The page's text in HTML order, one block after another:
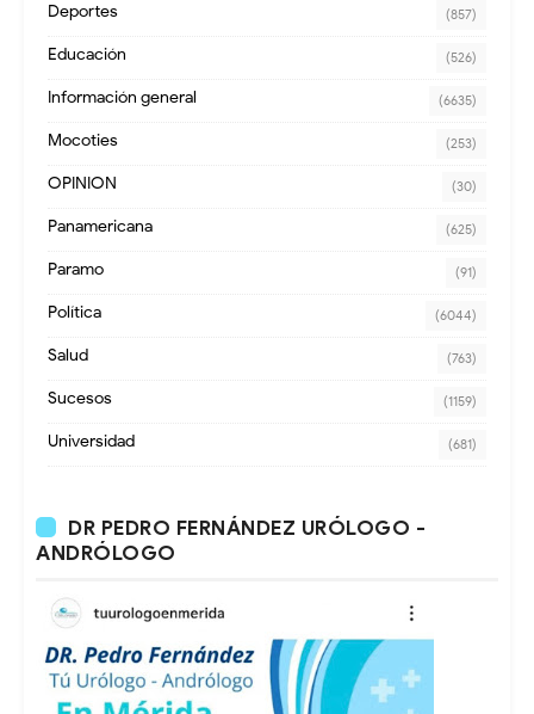
Deportes (857)
Educación (526)
Información general (6635)
Mocoties (253)
OPINION (30)
Panamericana (625)
Paramo (91)
Política (6044)
Salud (763)
Sucesos (1159)
Universidad (681)
DR PEDRO FERNÁNDEZ URÓLOGO -
ANDRÓLOGO